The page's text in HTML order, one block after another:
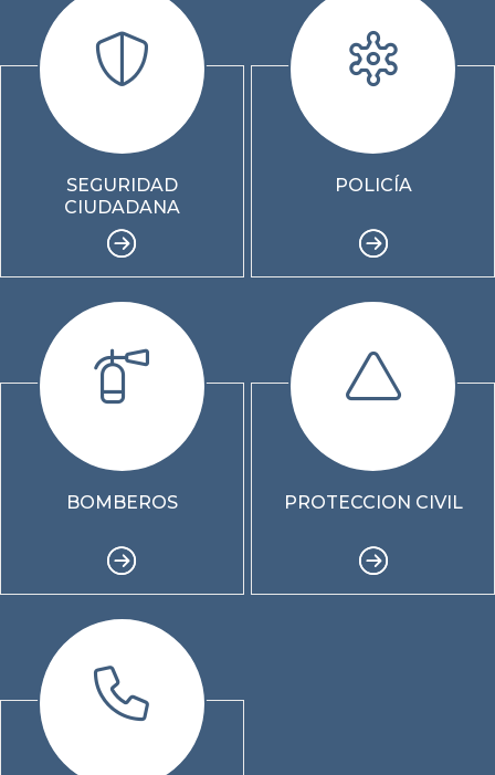
SEGURIDAD
CIUDADANA
POLICÍA
BOMBEROS PROTECCION CIVIL